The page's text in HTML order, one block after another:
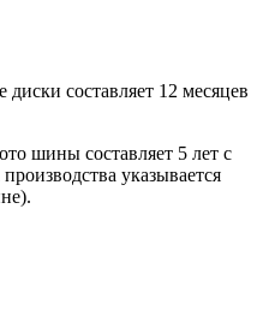
составляет 12 месяцев
шины составляет 5 лет с
указывается